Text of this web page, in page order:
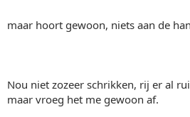
maar hoort gewoon, niets aan de
Nou niet zozeer schrikken, rij er al
maar vroeg het me gewoon af.